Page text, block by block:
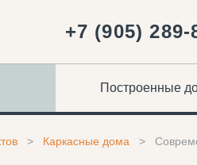
+7 (905) 289-
Построенные
Каркасные дома